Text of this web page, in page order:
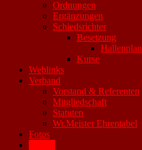
Ordnungen
Ergänzungen
Schiedsrichter
Besetzung
Hallenplan
Kurse
Weblinks
Verband
Vorstand & Referenten
Mitgliedschaft
Statuten
Wr.Meister Ehrentabel
Fotos